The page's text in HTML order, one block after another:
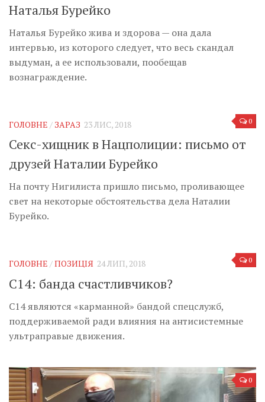
Наталья Бурейко
Наталья Бурейко жива и здорова — она дала
интервью, из которого следует, что весь скандал
выдуман, а ее использовали, пообещав
вознаграждение.
0
ГОЛОВНЕ / ЗАРАЗ 23 ЛИС, 2018
Секс-хищник в Нацполиции: письмо от
друзей Наталии Бурейко
На почту Нигилиста пришло письмо, проливающее
свет на некоторые обстоятельства дела Наталии
Бурейко.
0
ГОЛОВНЕ /ПОЗИЦІЯ 24 ЛИП, 2018
С14: банда счастливчиков?
С14 являются «карманной» бандой спецслужб,
поддерживаемой ради влияния на антисистемные
ультраправые движения.
0